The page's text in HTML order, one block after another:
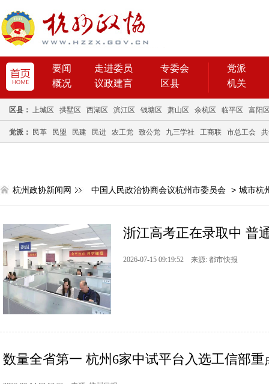
要闻 走进委员
专委会
概况
议政建言 区县
党派
机关
区县： 上城区 拱墅区 西湖区 滨江区 钱塘区 萧山区 余杭区 临平区 富阳
党派： 民革 民盟 民建 民进 农工党 致公党 九三学社 工商联 市总工会
杭州政协新闻网 中国人民政治协商会议杭州市委员会 > 城市杭
浙江高考正在录取中 普
2026-07-15 09:19:52 来源: 都市快报
数量全省第一 杭州6家中试平台入选工信部重